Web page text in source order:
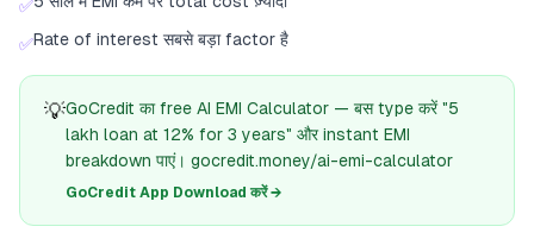
✅
✅Rate of interest सबसे बड़ा factor है
💡GoCredit का free AI EMI Calculator — बस type करें "5
lakh loan at 12% for 3 years" और instant EMI
breakdown पाएं। gocredit.money/ai-emi-calculator
GoCredit App Download करें →